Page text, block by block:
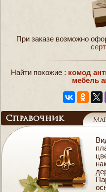
При заказе возможно
Найти похожие : комод
мебель
Справочник